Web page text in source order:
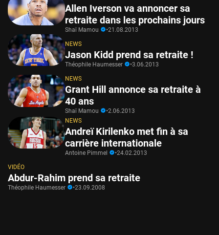
Allen Iverson va annoncer sa
retraite dans les prochains jours
Shaï Mamou •21.08.2013
NEWS
Jason Kidd prend sa retraite !
Théophile Haumesser •3.06.2013
NEWS
Grant Hill annonce sa retraite à
40 ans
Shaï Mamou •2.06.2013
NEWS
Andreï Kirilenko met fin à sa
carrière internationale
Antoine Pimmel •24.02.2013
VIDÉO
Abdur-Rahim prend sa retraite
Théophile Haumesser •23.09.2008